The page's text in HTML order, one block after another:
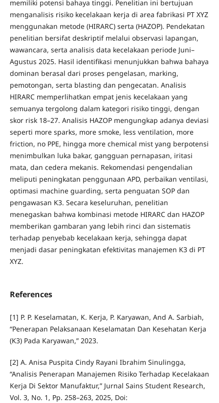
memiliki potensi bahaya tinggi. Penelitian ini bertujuan
menganalisis risiko kecelakaan kerja di area fabrikasi PT XYZ
menggunakan metode (HIRARC) serta (HAZOP). Pendekatan
penelitian bersifat deskriptif melalui observasi lapangan,
wawancara, serta analisis data kecelakaan periode Juni–
Agustus 2025. Hasil identifikasi menunjukkan bahwa bahaya
dominan berasal dari proses pengelasan, marking,
pemotongan, serta blasting dan pengecatan. Analisis
HIRARC memperlihatkan empat jenis kecelakaan yang
semuanya tergolong dalam kategori risiko tinggi, dengan
skor risk 18–27. Analisis HAZOP mengungkap adanya deviasi
seperti more sparks, more smoke, less ventilation, more
friction, no PPE, hingga more chemical mist yang berpotensi
menimbulkan luka bakar, gangguan pernapasan, iritasi
mata, dan cedera mekanis. Rekomendasi pengendalian
meliputi peningkatan penggunaan APD, perbaikan ventilasi,
optimasi machine guarding, serta penguatan SOP dan
pengawasan K3. Secara keseluruhan, penelitian
menegaskan bahwa kombinasi metode HIRARC dan HAZOP
memberikan gambaran yang lebih rinci dan sistematis
terhadap penyebab kecelakaan kerja, sehingga dapat
menjadi dasar peningkatan efektivitas manajemen K3 di PT
XYZ.
References
[1] P. P. Keselamatan, K. Kerja, P. Karyawan, And A. Sarbiah,
“Penerapan Pelaksanaan Keselamatan Dan Kesehatan Kerja
(K3) Pada Karyawan,” 2023.
[2] A. Anisa Puspita Cindy Rayani Ibrahim Sinulingga,
“Analisis Penerapan Manajemen Risiko Terhadap Kecelakaan
Kerja Di Sektor Manufaktur,” Jurnal Sains Student Research,
Vol. 3, No. 1, Pp. 258–263, 2025, Doi: